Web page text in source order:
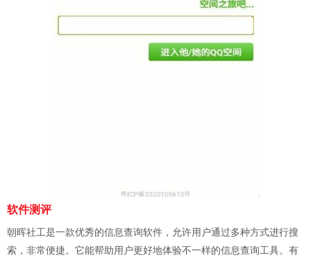
软件测评
朝晖社工是一款优秀的信息查询软件，允许用户通过多种方式进行搜
索，非常便捷。它能帮助用户更好地体验不一样的信息查询工具。有